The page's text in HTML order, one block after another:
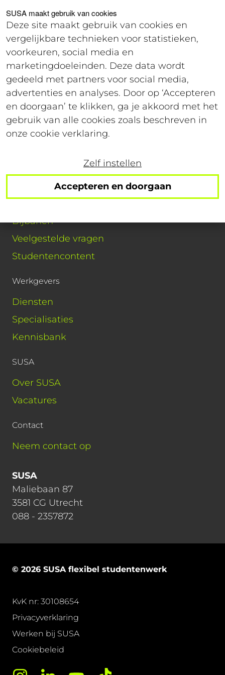
SUSA maakt gebruik van cookies
Deze site maakt gebruik van cookies en
vergelijkbare technieken voor statistieken,
voorkeuren, social media en
marketingdoeleinden. Deze data wordt
gedeeld met partners voor social media,
advertenties en analyses. Door op ‘Accepteren
en doorgaan’ te klikken, ga je akkoord met het
gebruik van alle cookies zoals beschreven in
onze cookie verklaring.
Zelf instellen
Accepteren en doorgaan
Voor studenten Voor werkgevers
Login
Solliciteren
Er is helaas iets fout gegaan. Probeer het
Studenten
Bijbanen
Veelgestelde vragen
Studentencontent
Werkgevers
Diensten
Specialisaties
Kennisbank
SUSA
Over SUSA
Vacatures
Contact
Neem contact op
SUSA
Maliebaan 87
3581 CG Utrecht
088 - 2357872
© 2026 SUSA flexibel studentenwerk
KvK nr: 30108654
Privacyverklaring
Werken bij SUSA
Cookiebeleid